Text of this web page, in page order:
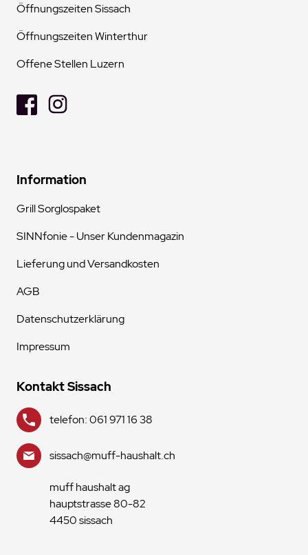
Öffnungszeiten Sissach
Öffnungszeiten Winterthur
Offene Stellen Luzern
Information
Grill Sorglospaket
SINNfonie - Unser Kundenmagazin
Lieferung und Versandkosten
AGB
Datenschutzerklärung
Impressum
Kontakt Sissach
telefon: 061 971 16 38
sissach@muff-haushalt.ch
muff haushalt ag
hauptstrasse 80-82
4450 sissach